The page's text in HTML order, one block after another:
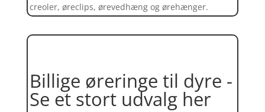
creoler, øreclips, ørevedhæng og ørehænger.
Billige øreringe til dyre -
Se et stort udvalg her